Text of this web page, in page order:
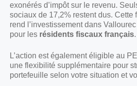
exonérés d’impôt sur le revenu.
sociaux de 17,2% restent dus. Cette
rend l’investissement dans
pour les résidents fiscaux français.
L’action est également éligible au
une flexibilité supplémentaire pour
portefeuille selon votre situation et